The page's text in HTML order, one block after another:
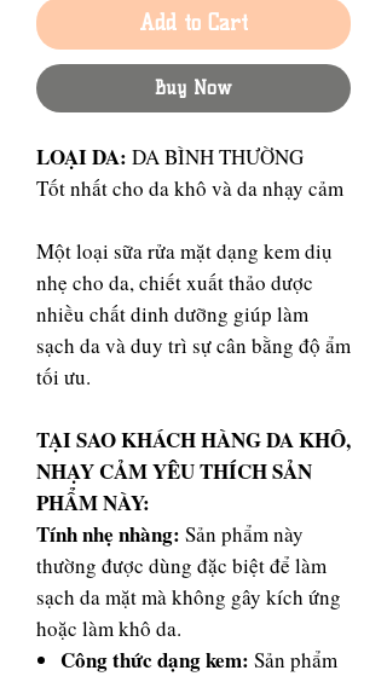
Add to Cart
Buy Now
LOẠI DA: DA BÌNH THƯỜNG
Tốt nhất cho da khô và da nhạy cảm
Một loại sữa rửa mặt dạng kem diụ
nhẹ cho da, chiết xuất thảo dược
nhiều chất dinh dưỡng giúp làm
sạch da và duy trì sự cân bằng độ ẩm
tối ưu.
TẠI SAO KHÁCH HÀNG DA KHÔ,
NHẠY CẢM YÊU THÍCH SẢN
PHẨM NÀY:
Tính nhẹ nhàng: Sản phẩm này
thường được dùng đặc biệt để làm
sạch da mặt mà không gây kích ứng
hoặc làm khô da.
Công thức dạng kem: Sản phẩm